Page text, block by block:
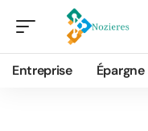
Entreprise Épargne